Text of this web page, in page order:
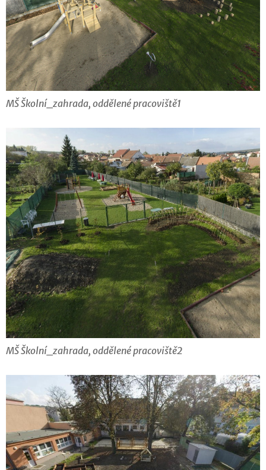
MŠ Školní_zahrada, oddělené pracoviště1
MŠ Školní_zahrada, oddělené pracoviště2